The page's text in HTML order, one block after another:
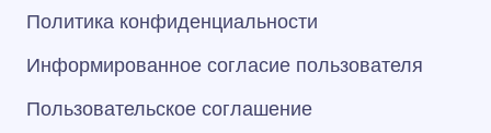
Политика конфиденциальности
Информированное согласие пользователя
Пользовательское соглашение